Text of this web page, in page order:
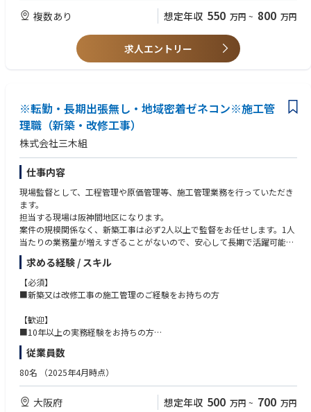
総合職とエリア総合職よりお選び頂けます。
エリア総合職範囲：関東、名古屋、関西、九州
おります。iPadを支給し事務所と現場の往復を減らすことや、アプリを使
用して竣工検査の時間短縮等も行っております。
◎子育てしやすい職場環境整備に取り組んだ「子育てサポート企業」とし
て「くるみん」認定も取得！
◎施工管理職については、担当頂いた工事が終了してから、連続5日以上
の特別休暇を取らないといけない決まりがあります。
◎事務所内では建築担当や土木担当などが和気あいあいと仕事をしてお
り、情報交流も盛んです！
◎現場業務以外にも社内でプロジェクトチームを作っており、様々な業務
にかかわることができます！
◎中途採用者がなじめるように細かくフォロー！
1か月3か月6か月とフォロー面談を実施し、相談事がないかサポートしま
す！
■企業の魅力
◎創業100年以上！同社は大きく成長してきました。中国・フィリピン等
◎奨学金の返還支援制度もあります！
◎「フロントバック」の組織体制！
お客様に接するフロント(営業・現場)を最重視し、本部(事務)はフロントを
動きやすくするためのバック、そして後方を支える社長はいわばゴールキ
ーパーという位置づけです。
施工管理・設計・営業・事務、関わった全ての社員が一つのプロジェクト
チームを組んで取り組む姿勢から、業界内でも高い評価をいただいており
ます。
・チームマネジメント経験者
・分譲マンションの施工経験者
複数あり 想定年収 550 万円 ~ 800 万円
求人エントリー
※転勤・長期出張無し・地域密着ゼネコン※施工管
理職（新築・改修工事）
株式会社三木組
仕事内容
現場監督として、工程管理や原価管理等、施工管理業務を行っていただき
ます。
担当する現場は阪神間地区になります。
案件の規模関係なく、新築工事は必ず2人以上で監督をお任せします。1人
当たりの業務量が増えすぎることがないので、安心して長期で活躍可能で
す。
決まった事だけでなく、幅広い業務をお任せするので、キャリアアップ可
能！様々なスキルを身に付けられる職場です。
新築：常駐型で民間工事（主にマンション）が中心となります
■受注の9割はリピートです。
■案件割合
住宅/賃貸マンション/福祉施設/商業施設：6～7割
工場/倉庫：2割
求める経験 / スキル
【必須】
■新築又は改修工事の施工管理のご経験をお持ちの方
【歓迎】
■10年以上の実務経験をお持ちの方
■ゼネコン出身者で高層マンションやビルの施工経験をお持ちの方
■建築施工管理技士（１級であれば尚歓迎）
従業員数
80名 （2025年4月時点）
大阪府 想定年収 500 万円 ~ 700 万円